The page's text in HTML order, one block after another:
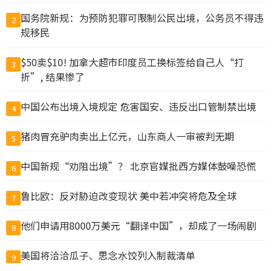
2 国务院新规：为预防犯罪可限制公民出境，公务员不得违
规移民
3 $50卖$10! 加拿大超市印度员工换标签给自己人“打
折”, 结果惨了
4 中国公布出境入境规定 危害国安、违反出口管制禁出境
5 猪肉冒充驴肉卖出上亿元，山东商人一审被判无期
6 中国新规“劝阻出境”？ 北京官媒批西方媒体鼓噪恐慌
7 鲁比欧：反对胁迫改变现状 美中若冲突将危及全球
8 他们申请用8000万美元“翻译中国”，却成了一场闹剧
9 美国将洽洽瓜子、思念水饺列入制裁清单